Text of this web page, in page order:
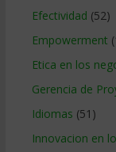
Efectividad (52)
Empowerment
Etica en los
Gerencia de
Idiomas (51)
Innovacion en